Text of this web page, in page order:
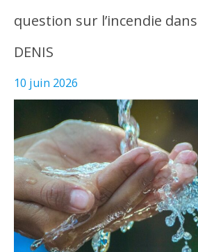
question sur l’incendie
DENIS
10 juin 2026